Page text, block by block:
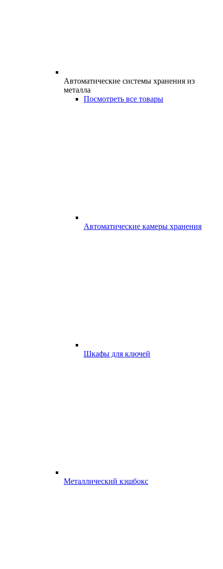
Автоматические системы хранения из
металла
Посмотреть все товары
Автоматические камеры хранения
Шкафы для ключей
Металлический кэшбокс